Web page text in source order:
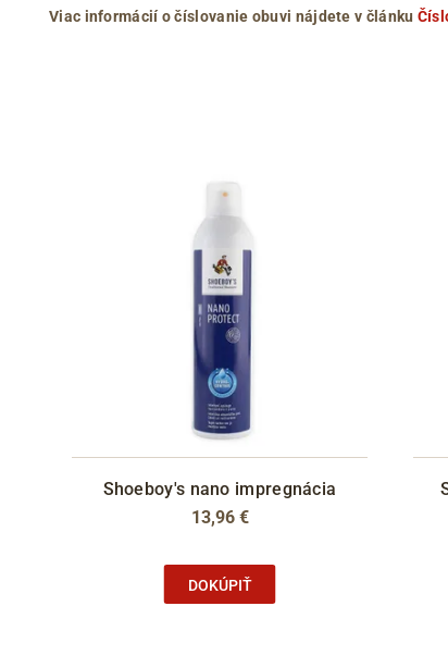
Viac informácií o číslovanie obuvi nájdete v článku
Shoeboy's nano impregnácia
13,96 €
DOKÚPIŤ